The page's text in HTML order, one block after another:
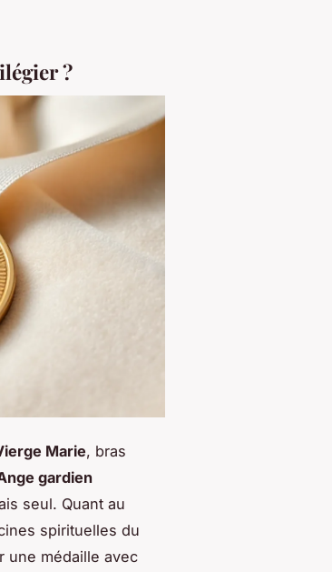
?
Marie, bras
gardien
seul. Quant au
spirituelles du
une médaille avec